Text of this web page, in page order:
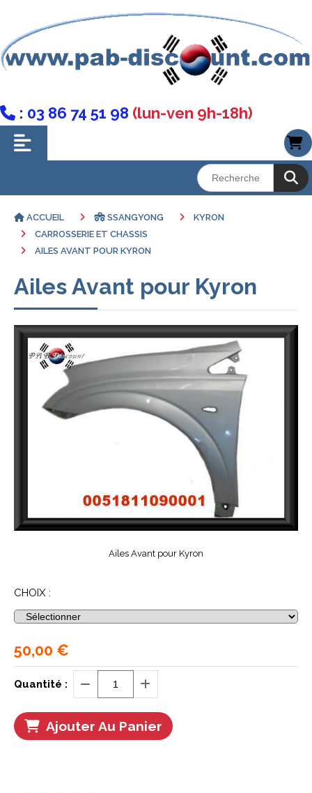
 : 03 86 74 51 98 (lun-ven 9h-18h)
ACCUEIL SSANGYONG
KYRON
CARROSSERIE ET CHASSIS
AILES AVANT POUR KYRON
Ailes Avant pour Kyron
Ailes Avant pour Kyron
CHOIX :
50,00 €
Quantité :
Ajouter Au Panier